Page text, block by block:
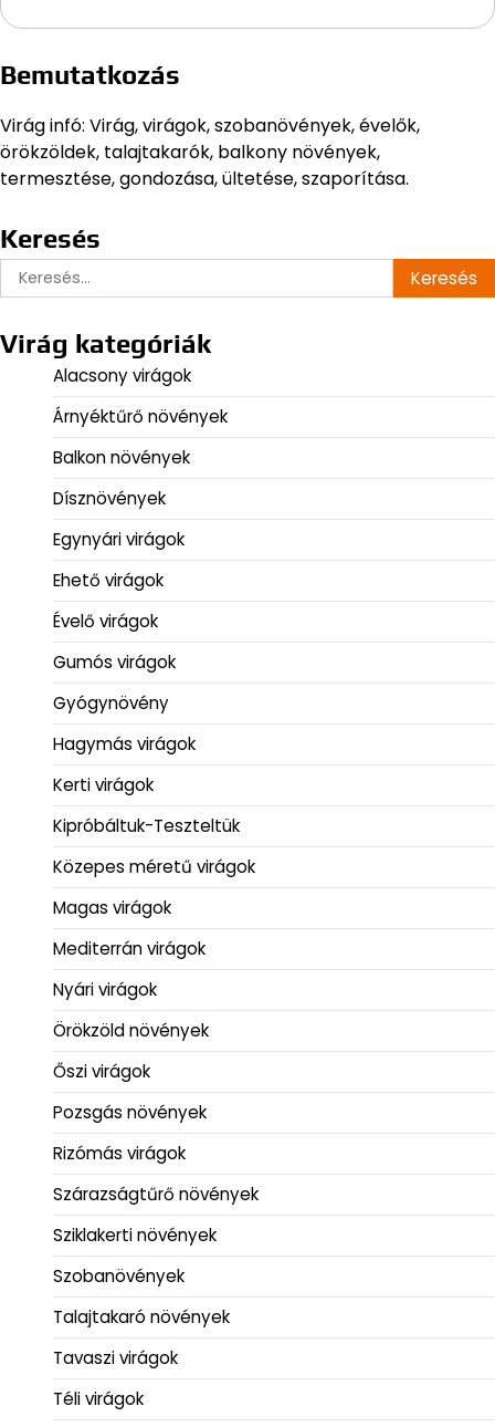
Bemutatkozás
Virág infó: Virág, virágok, szobanövények, évelők,
örökzöldek, talajtakarók, balkony növények,
termesztése, gondozása, ültetése, szaporítása.
Keresés
Keresés:
Virág kategóriák
Alacsony virágok
Árnyéktűrő növények
Balkon növények
Dísznövények
Egynyári virágok
Ehető virágok
Évelő virágok
Gumós virágok
Gyógynövény
Hagymás virágok
Kerti virágok
Kipróbáltuk-Teszteltük
Közepes méretű virágok
Magas virágok
Mediterrán virágok
Nyári virágok
Örökzöld növények
Őszi virágok
Pozsgás növények
Rizómás virágok
Szárazságtűrő növények
Sziklakerti növények
Szobanövények
Talajtakaró növények
Tavaszi virágok
Téli virágok